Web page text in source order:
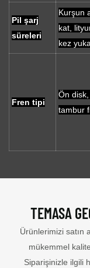
Pil şarj
süreleri
Kurşun
kat,
kez
Fren tipi
Ön
tambur
TEMASA
Ürünlerimizi satın
mükemmel
Siparişinizle ilgili